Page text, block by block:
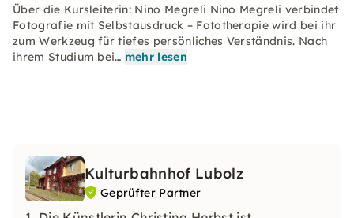
Über die Kursleiterin: Nino Megreli Nino Megreli verbindet
Fotografie mit Selbstausdruck – Fototherapie wird bei ihr
zum Werkzeug für tiefes persönliches Verständnis. Nach
ihrem Studium bei… mehr lesen
Kulturbahnhof Lubolz
Geprüfter Partner